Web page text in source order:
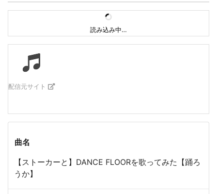
読み込み中…
配信元サイト
曲名
【ストーカーと】DANCE FLOORを歌ってみた【踊ろ
うか】